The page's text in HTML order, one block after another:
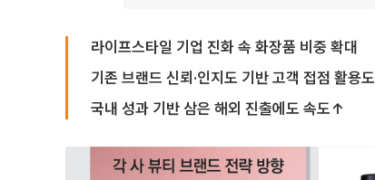
라이프스타일 기업 진화 속 화장품 비중 확대
기존 브랜드 신뢰·인지도 기반 고객 접점 활용도
국내 성과 기반 삼은 해외 진출에도 속도↑